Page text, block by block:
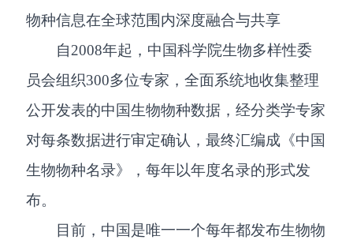
物种信息在全球范围内深度融合与共享
自2008年起，中国科学院生物多样性委
员会组织300多位专家，全面系统地收集整理
公开发表的中国生物物种数据，经分类学专家
对每条数据进行审定确认，最终汇编成《中国
生物物种名录》，每年以年度名录的形式发
布。
目前，中国是唯一一个每年都发布生物物